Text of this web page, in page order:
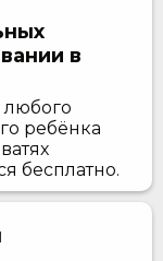
в
ребёнка
бесплатно.